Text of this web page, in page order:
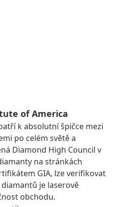
of America
k absolutní špičce mezi
po celém světě a
Diamond High Council v
na stránkách
GIA, lze verifikovat
je laserově
obchodu.